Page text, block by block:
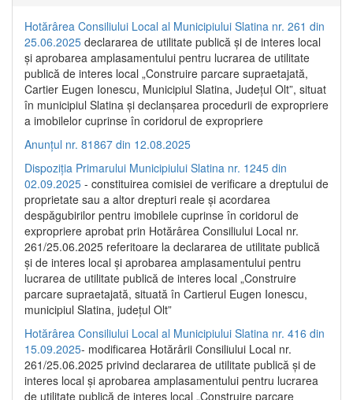
Hotărârea Consiliului Local al Municipiului Slatina nr. 261 din
25.06.2025 declararea de utilitate publică și de interes local
și aprobarea amplasamentului pentru lucrarea de utilitate
publică de interes local „Construire parcare supraetajată,
Cartier Eugen Ionescu, Municipiul Slatina, Județul Olt”, situat
în municipiul Slatina și declanșarea procedurii de expropriere
a imobilelor cuprinse în coridorul de expropriere
Anunțul nr. 81867 din 12.08.2025
Dispoziția Primarului Municipiului Slatina nr. 1245 din
02.09.2025 - constituirea comisiei de verificare a dreptului de
proprietate sau a altor drepturi reale și acordarea
despăgubirilor pentru imobilele cuprinse în coridorul de
expropriere aprobat prin Hotărârea Consiliului Local nr.
261/25.06.2025 referitoare la declararea de utilitate publică
și de interes local și aprobarea amplasamentului pentru
lucrarea de utilitate publică de interes local „Construire
parcare supraetajată, situată în Cartierul Eugen Ionescu,
municipiul Slatina, județul Olt”
Hotărârea Consiliului Local al Municipiului Slatina nr. 416 din
15.09.2025- modificarea Hotărârii Consiliului Local nr.
261/25.06.2025 privind declararea de utilitate publică și de
interes local și aprobarea amplasamentului pentru lucrarea
de utilitate publică de interes local „Construire parcare